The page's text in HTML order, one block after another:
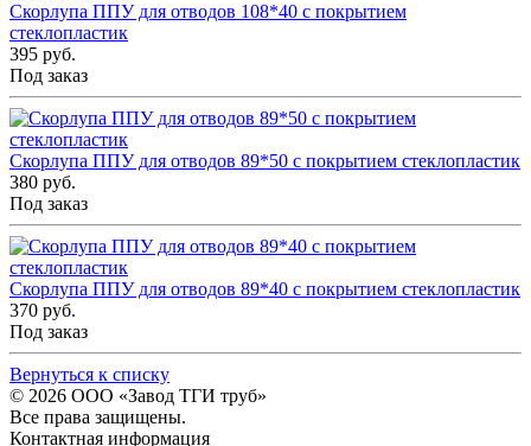
Скорлупа ППУ для отводов 108*40 с покрытием
стеклопластик
395 руб.
Под заказ
Скорлупа ППУ для отводов 89*50 с покрытием стеклопластик
380 руб.
Под заказ
Скорлупа ППУ для отводов 89*40 с покрытием стеклопластик
370 руб.
Под заказ
Вернуться к списку
© 2026 ООО «Завод ТГИ труб»
Все права защищены.
Контактная информация